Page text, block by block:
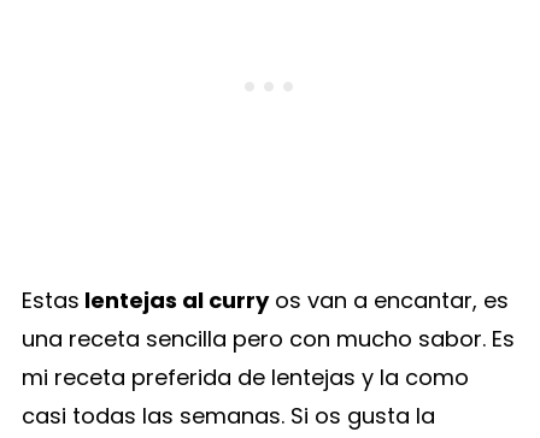
Estas lentejas al curryos van a encantar, es
una receta sencilla pero con mucho sabor. Es
mi receta preferida de lentejas y la como
casi todas las semanas. Si os gusta la